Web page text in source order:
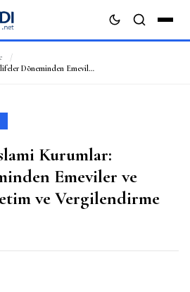
ARA
/
Erken Dönem İslami Kurumlar: Halifeler Döneminden Emeviler ve Abbasilere Yönetim ve Vergilendirme
Kurumlar:
Emeviler ve
ve Vergilendirme